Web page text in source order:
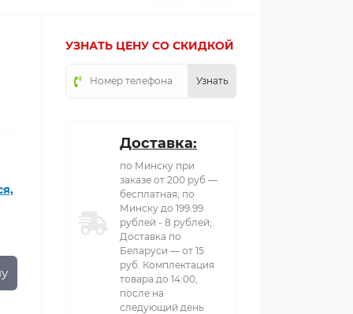
УЗНАТЬ ЦЕНУ СО СКИДКОЙ
Узнать
Доставка:
по Минску при
заказе от 200 руб —
бесплатная; по
Минску до 199.99
рублей - 8 рублей;
Доставка по
Беларуси — от 15
руб. Комплектация
товара до 14:00,
после на
следующий день